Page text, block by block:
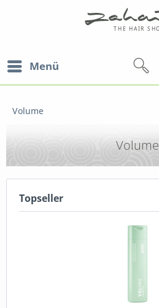
Menü
Volume
Volume
Topseller